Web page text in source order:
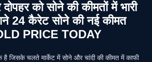
को सोने की कीमतों में भारी
24 कैरेट सोने की नई कीमत
PRICE TODAY
है जिसके चलते मार्केट में सोने और चांदी की कीमत में काफी